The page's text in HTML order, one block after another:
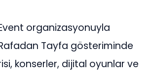
organizasyonuyla
Tayfa gösteriminde
konserler, dijital oyunlar ve